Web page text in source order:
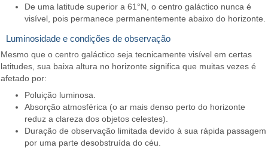
De uma latitude superior a 61°N, o centro galáctico nunca é
visível, pois permanece permanentemente abaixo do horizonte.
Luminosidade e condições de observação
Mesmo que o centro galáctico seja tecnicamente visível em certas
latitudes, sua baixa altura no horizonte significa que muitas vezes é
afetado por:
Poluição luminosa.
Absorção atmosférica (o ar mais denso perto do horizonte
reduz a clareza dos objetos celestes).
Duração de observação limitada devido à sua rápida passagem
por uma parte desobstruída do céu.